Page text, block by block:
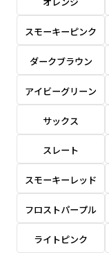
スモーキーピンク
ダークブラウン
アイビーグリーン
サックス
スレート
スモーキーレッド
フロストパープル
ライトピンク
イルまたは、
文字だけのぼ
ご購入時の
さい。
文字だけの
弊社よりJPG
返事を頂いた
返事を頂いた
ロゴ有り名入
ご購入時の案
イルまたは
ロゴ有り名
円］
弊社よりJPG
返事を頂いた
あまり一般的
コンビニさん
になりづらく
あまり一般的
コンビニさん
になりづらく
タペストリー
加工
※パイプ紐付き